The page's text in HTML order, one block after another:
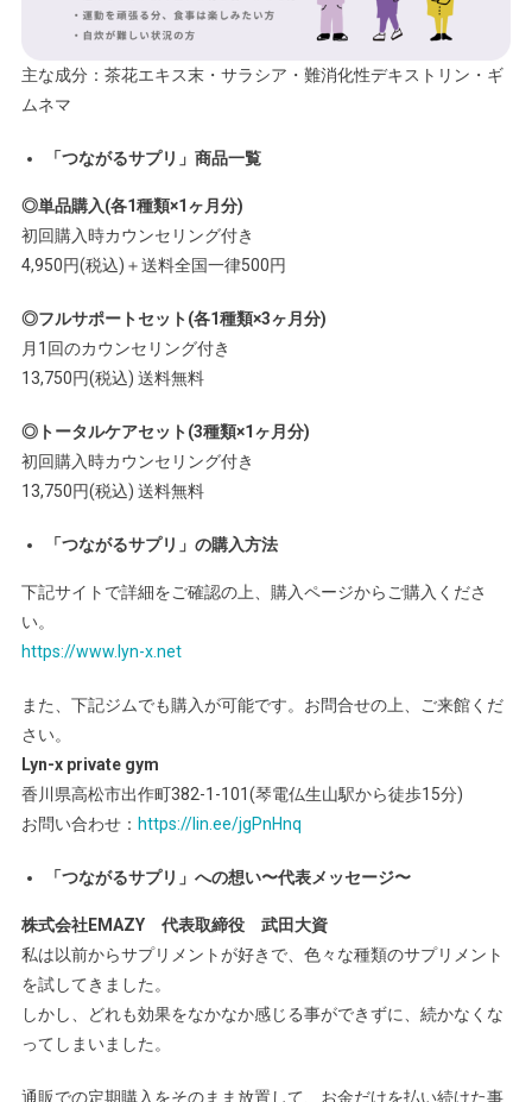
主な成分：茶花エキス末・サラシア・難消化性デキストリン・ギ
ムネマ
「つながるサプリ」商品一覧
◎単品購入(各1種類×1ヶ月分)
初回購入時カウンセリング付き
4,950円(税込)＋送料全国一律500円
◎フルサポートセット(各1種類×3ヶ月分)
月1回のカウンセリング付き
13,750円(税込) 送料無料
◎トータルケアセット(3種類×1ヶ月分)
初回購入時カウンセリング付き
13,750円(税込) 送料無料
「つながるサプリ」の購入方法
下記サイトで詳細をご確認の上、購入ページからご購入くださ
い。
https://www.lyn-x.net
また、下記ジムでも購入が可能です。お問合せの上、ご来館くだ
さい。
Lyn-x private gym
香川県高松市出作町382-1-101(琴電仏生山駅から徒歩15分)
お問い合わせ： https://lin.ee/jgPnHnq
「つながるサプリ」への想い〜代表メッセージ〜
株式会社EMAZY 代表取締役 武田大資
私は以前からサプリメントが好きで、色々な種類のサプリメント
を試してきました。
しかし、どれも効果をなかなか感じる事ができずに、続かなくな
ってしまいました。
通販での定期購入をそのまま放置して、お金だけを払い続けた事